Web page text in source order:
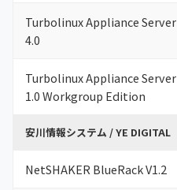
Turbolinux Appliance Server
4.0
Turbolinux Appliance Server
1.0 Workgroup Edition
安川情報システム / YE DIGITAL
NetSHAKER BlueRack V1.2